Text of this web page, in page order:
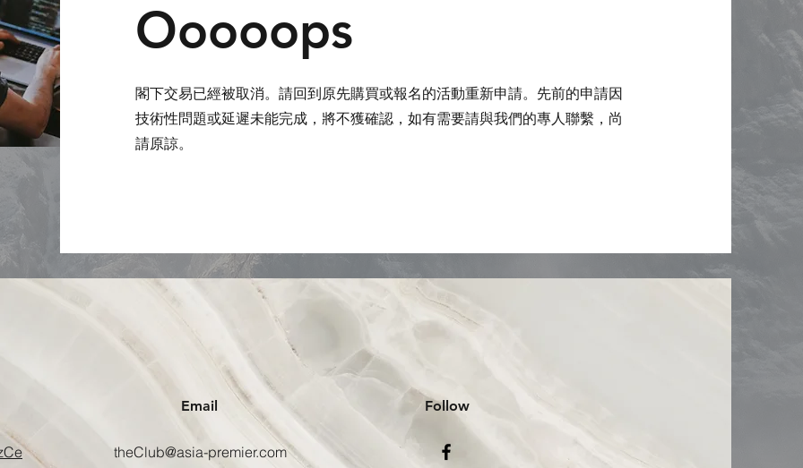
Ooooops
閣下交易已經被取消。​請回到原先購買或報名的活動重新申請。先前的申請因
技術性問題或延遲未能完成，將不獲確認，如有需要請與我們的專人聯繫，尚
請原諒。
Email
theClub@asia-premier.com
Follow